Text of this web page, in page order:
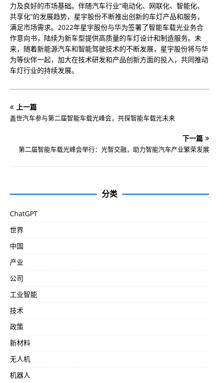
力及良好的市场基础。伴随汽车行业“电动化、网联化、智能化、
共享化”的发展趋势，星宇股份不断推出创新的车灯产品和服务，
满足市场需求。2022年星宇股份与华为签署了智能车载光业务合
作意向书，陆续为新车型提供高质量的车灯设计和制造服务。未
来，随着新能源汽车和智能驾驶技术的不断发展，星宇股份将与华
为等伙伴一起，加大在技术研发和产品创新方面的投入，共同推动
车灯行业的持续发展。
上一篇
盖世汽车参与第二届智能车载光峰会，共探智能车载光未来
下一篇
第二届智能车载光峰会举行：光智交融，助力智能汽车产业繁荣发展
分类
ChatGPT
世界
中国
产业
公司
工业智能
技术
政策
新材料
无人机
机器人